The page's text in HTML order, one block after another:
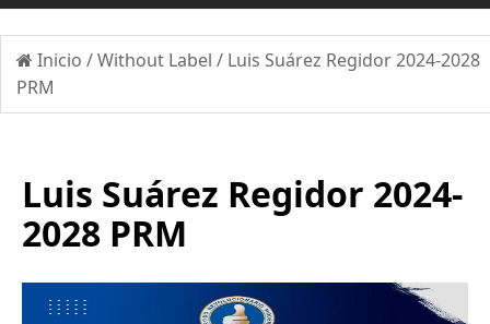
Inicio /Without Label / Luis Suárez Regidor 2024-2028
PRM
Luis Suárez Regidor 2024-
2028 PRM